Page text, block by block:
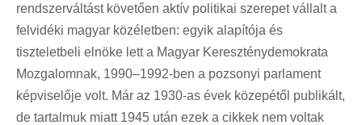
rendszerváltást követően aktív politikai szerepet vállalt a
felvidéki magyar közéletben: egyik alapítója és
tiszteletbeli elnöke lett a Magyar Kereszténydemokrata
Mozgalomnak, 1990–1992-ben a pozsonyi parlament
képviselője volt. Már az 1930-as évek közepétől publikált,
de tartalmuk miatt 1945 után ezek a cikkek nem voltak